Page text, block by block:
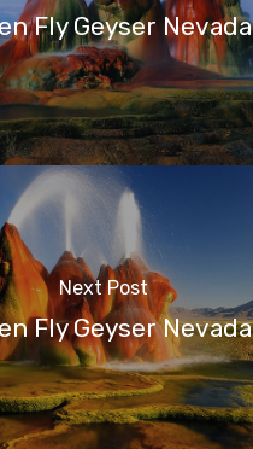
Fly Geyser Nevada
Next Post
Fly Geyser Nevada